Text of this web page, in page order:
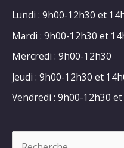
Lundi : 9h00-12h30 et
Mardi : 9h00-12h30 et
Mercredi : 9h00-12h30
Jeudi : 9h00-12h30 et
Vendredi : 9h00-12h30